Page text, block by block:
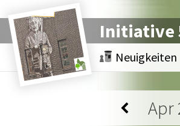
Initiative
Neuigkeiten
Apr